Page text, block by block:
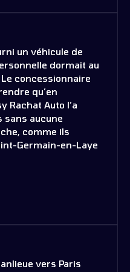
un véhicule de
dormait au
concessionnaire
qu’en
Rachat Auto l’a
sans aucune
comme ils
Germain-en-Laye
vers Paris